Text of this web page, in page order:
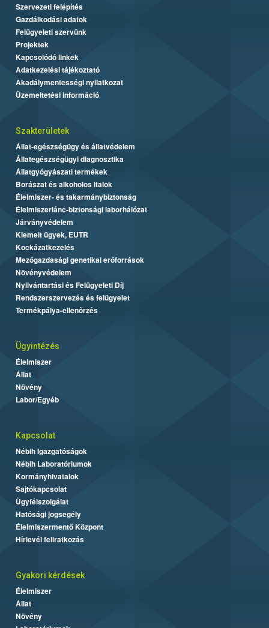
Szervezeti felépítés
Gazdálkodási adatok
Felügyeleti szervünk
Projektek
Kapcsolódó linkek
Adatkezelési tájékoztató
Akadálymentességi nyilatkozat
Üzemeltetési információ
Szakterületek
Állat-egészségügy és állatvédelem
Állategészségügyi diagnosztika
Állatgyógyászati termékek
Borászat és alkoholos italok
Élelmiszer- és takarmánybiztonság
Élelmiszerlánc-biztonsági laborhálózat
Járványvédelem
Kiemelt ügyek, EUTR
Kockázatkezelés
Mezőgazdasági genetikai erőforrások
Növényvédelem
Nyilvántartási és Felügyeleti Díj
Rendszerszervezés és felügyelet
Termékpálya-ellenőrzés
Ügyintézés
Élelmiszer
Állat
Növény
Labor/Egyéb
Kapcsolat
Nébih Igazgatóságok
Nébih Laboratóriumok
Kormányhivatalok
Sajtókapcsolat
Ügyfélszolgálat
Hatósági jogsegély
Élelmiszermentő Központ
Hírlevél feliratkozás
Gyakori kérdések
Élelmiszer
Állat
Növény